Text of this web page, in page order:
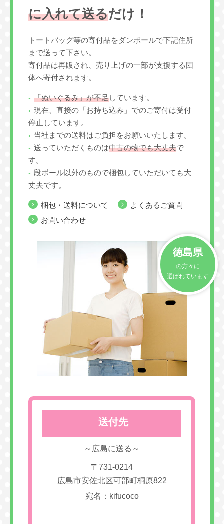
に入れて送るだけ！
トートバッグ等の寄付品をダンボールで下記住所
まで送って下さい。
寄付品は再販され、売り上げの一部が支援する団
体へ寄付されます。
「ぬいぐるみ」が不足しています。
現在、直接の「お持ち込み」でのご寄付は受付
停止しています。
当社までの送料はご負担をお願いいたします。
送っていただくものは中古の物でも大丈夫で
す。
段ボール以外のもので梱包していただいても大
丈夫です。
梱包・送料について
よくあるご質問
お問い合わせ
徳島県
の方々に
選ばれています
送付先
～広島に送る～
〒731-0214
広島市安佐北区可部町桐原822
宛名：kifucoco